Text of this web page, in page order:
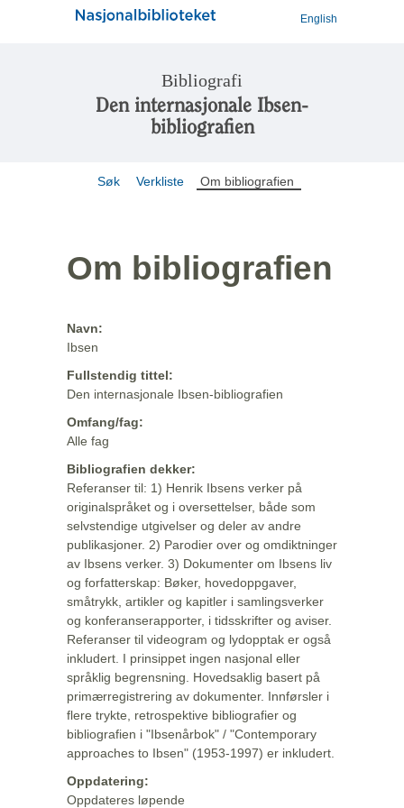
English
Bibliografi
Den internasjonale Ibsen-
bibliografien
Søk Verkliste Om bibliografien
Om bibliografien
Navn:
Ibsen
Fullstendig tittel:
Den internasjonale Ibsen-bibliografien
Omfang/fag:
Alle fag
Bibliografien dekker:
Referanser til: 1) Henrik Ibsens verker på
originalspråket og i oversettelser, både som
selvstendige utgivelser og deler av andre
publikasjoner. 2) Parodier over og omdiktninger
av Ibsens verker. 3) Dokumenter om Ibsens liv
og forfatterskap: Bøker, hovedoppgaver,
småtrykk, artikler og kapitler i samlingsverker
og konferanserapporter, i tidsskrifter og aviser.
Referanser til videogram og lydopptak er også
inkludert. I prinsippet ingen nasjonal eller
språklig begrensning. Hovedsaklig basert på
primærregistrering av dokumenter. Innførsler i
flere trykte, retrospektive bibliografier og
bibliografien i "Ibsenårbok" / "Contemporary
approaches to Ibsen" (1953-1997) er inkludert.
Oppdatering:
Oppdateres løpende